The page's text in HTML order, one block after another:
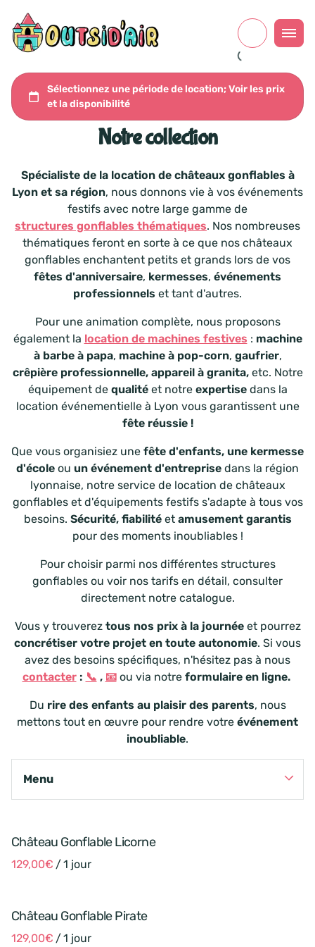
Notre collection
Spécialiste de la location de châteaux gonflables à
Lyon et sa région, nous donnons vie à vos événements
festifs avec notre large gamme de
structures gonflables thématiques. Nos nombreuses
thématiques feront en sorte à ce que nos châteaux
gonflables enchantent petits et grands lors de vos
fêtes d'anniversaire, kermesses, événements
professionnels et tant d'autres.
Pour une animation complète, nous proposons
également la location de machines festives : machine
à barbe à papa, machine à pop-corn, gaufrier,
crêpière professionnelle, appareil à granita, etc. Notre
équipement de qualitéet notre expertisedans la
location événementielle à Lyon vous garantissent une
fête réussie !
Que vous organisiez une fête d'enfants, une kermesse
d'école ou un événement d'entreprise dans la région
lyonnaise, notre service de location de châteaux
gonflables et d'équipements festifs s'adapte à tous vos
besoins. Sécurité, fiabilitéet amusement garantis
pour des moments inoubliables !
Pour choisir parmi nos différentes structures
gonflables ou voir nos tarifs en détail, consulter
directement notre catalogue.
Vous y trouverez tous nos prix à la journéeet pourrez
concrétiser votre projet en toute autonomie. Si vous
avez des besoins spécifiques, n'hésitez pas à nous
contacter: 📞 , 📧 ou via notreformulaire en ligne.
Du rire des enfants au plaisir des parents, nous
mettons tout en œuvre pour rendre votre événement
inoubliable.
Menu
Tout voir
Petites structures
Moyenne structures
Snacking
Consommables
Parenthèses ludiques : séances de jeux.
Château Gonflable Licorne
/
Château Gonflable Pirate
/